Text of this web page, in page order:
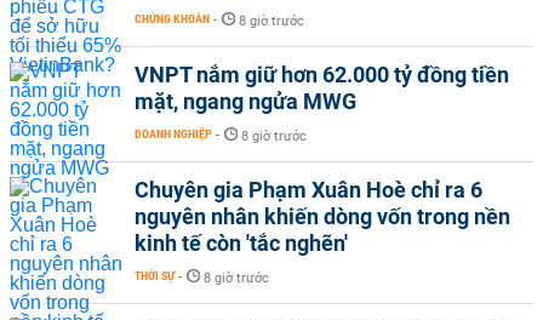
CHỨNG KHOÁN - 8 giờ trước
VNPT nắm giữ hơn 62.000 tỷ đồng tiền
mặt, ngang ngửa MWG
DOANH NGHIỆP - 8 giờ trước
Chuyên gia Phạm Xuân Hoè chỉ ra 6
nguyên nhân khiến dòng vốn trong nền
kinh tế còn 'tắc nghẽn'
THỜI SỰ - 8 giờ trước